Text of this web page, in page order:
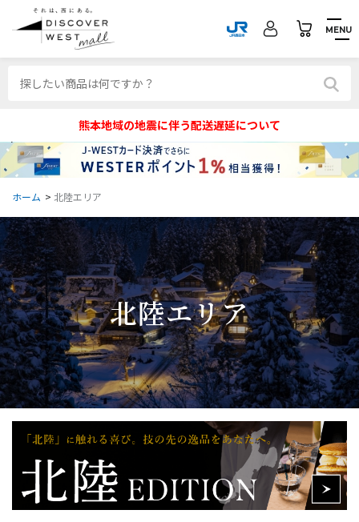
MENU
熊本地域の地震に伴う配送遅延について
ホーム > 北陸エリア
北陸エリア